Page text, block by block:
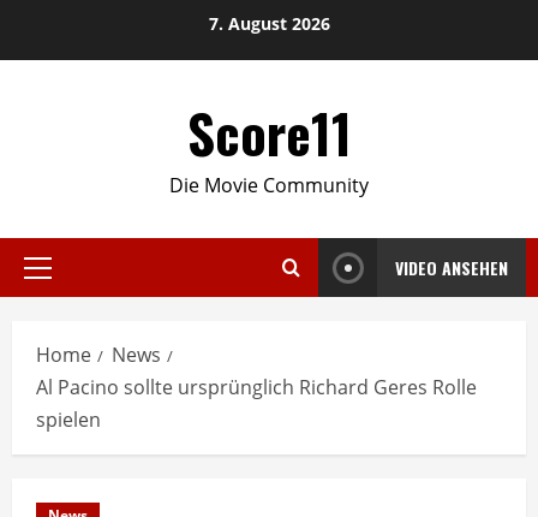
7. August 2026
Score11
Die Movie Community
Primary
VIDEO ANSEHEN
Home
News
Al Pacino sollte ursprünglich Richard Geres Rolle
spielen